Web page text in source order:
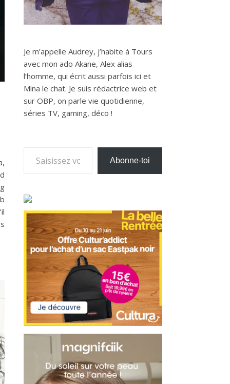
Je m’appelle Audrey, j’habite à Tours
avec mon ado Akane, Alex alias
l’homme, qui écrit aussi parfois ici et
Mina le chat. Je suis rédactrice web et
sur OBP, on parle vie quotidienne,
séries TV, gaming, déco !
Saisissez votre adresse e-mail…
Abonne-toi